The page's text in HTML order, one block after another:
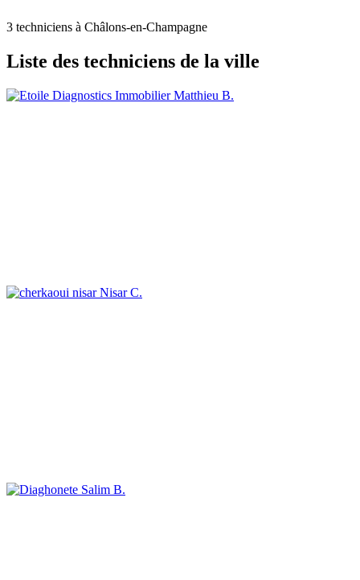
3 techniciens à Châlons-en-Champagne
Liste des techniciens de la ville
Matthieu B.
Nisar C.
Salim B.